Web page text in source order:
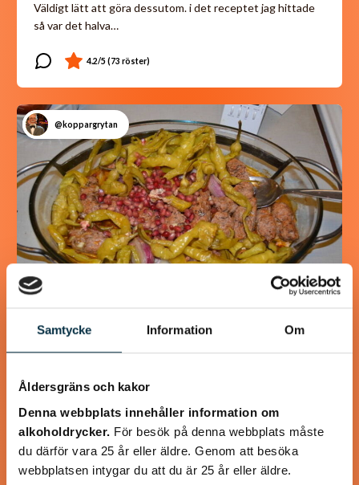
Samtycke Information Om
Åldersgräns och kakor
Denna webbplats innehåller information om
alkoholdrycker. För besök på denna webbplats måste
du därför vara 25 år eller äldre. Genom att besöka
webbplatsen intygar du att du är 25 år eller äldre.
Väldigt lätt att göra dessutom. i det receptet jag hittade
så var det halva…
@koppargrytan
En längtan till Turkisk mat
@heartfriend